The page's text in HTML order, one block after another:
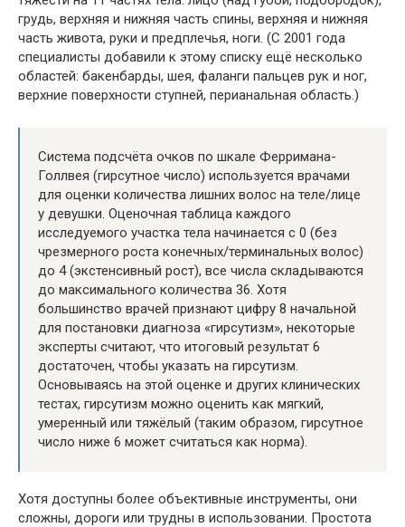
грудь, верхняя и нижняя часть спины, верхняя и нижняя
часть живота, руки и предплечья, ноги. (С 2001 года
специалисты добавили к этому списку ещё несколько
областей: бакенбарды, шея, фаланги пальцев рук и ног,
верхние поверхности ступней, перианальная область.)
Система подсчёта очков по шкале Ферримана-
Голлвея (гирсутное число) используется врачами
для оценки количества лишних волос на теле/лице
у девушки. Оценочная таблица каждого
исследуемого участка тела начинается с 0 (без
чрезмерного роста конечных/терминальных волос)
до 4 (экстенсивный рост), все числа складываются
до максимального количества 36. Хотя
большинство врачей признают цифру 8 начальной
для постановки диагноза «гирсутизм», некоторые
эксперты считают, что итоговый результат 6
достаточен, чтобы указать на гирсутизм.
Основываясь на этой оценке и других клинических
тестах, гирсутизм можно оценить как мягкий,
умеренный или тяжёлый (таким образом, гирсутное
число ниже 6 может считаться как норма).
Хотя доступны более объективные инструменты, они
сложны, дороги или трудны в использовании. Простота